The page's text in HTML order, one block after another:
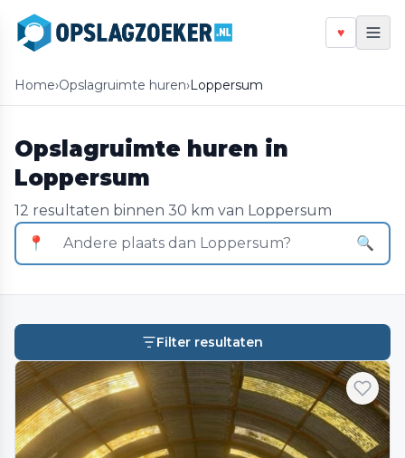
♥
Home›Opslagruimte huren›Loppersum
Opslagruimte huren in
Loppersum
12 resultaten binnen 30 km van Loppersum
📍
🔍
Filter resultaten